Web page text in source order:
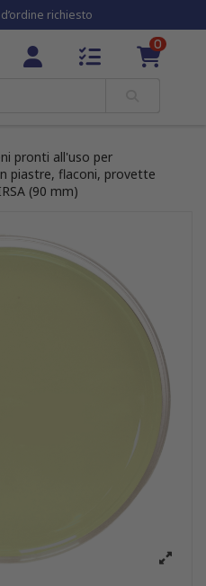
richiesto
0
pronti all'uso per
piastre, flaconi, provette
(90 mm)